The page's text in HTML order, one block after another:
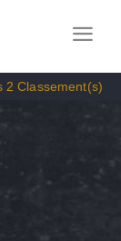
2 Classement(s)